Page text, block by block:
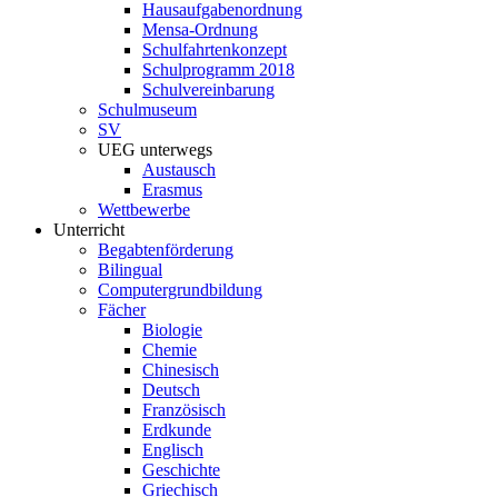
Hausaufgabenordnung
Mensa-Ordnung
Schulfahrtenkonzept
Schulprogramm 2018
Schulvereinbarung
Schulmuseum
SV
UEG unterwegs
Austausch
Erasmus
Wettbewerbe
Unterricht
Begabtenförderung
Bilingual
Computergrundbildung
Fächer
Biologie
Chemie
Chinesisch
Deutsch
Französisch
Erdkunde
Englisch
Geschichte
Griechisch